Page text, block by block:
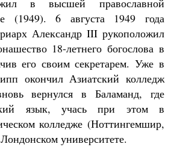
в высшей православной
(1949). 6 августа 1949 года
Александр III рукоположил
18-летнего богослова в
его своим секретарем. Уже в
окончил Азиатский колледж
вернулся в Баламанд, где
язык, учась при этом в
колледже (Ноттингемшир,
университете.